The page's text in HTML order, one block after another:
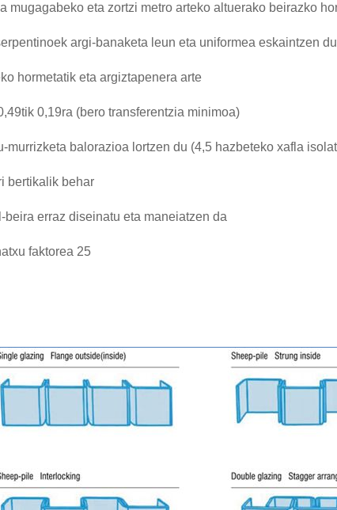
mugagabeko eta zortzi metro arteko altuerako beirazko
argi-banaketa leun eta uniformea ​​eskaintzen
hormetatik eta argiztapenera arte
0,19ra (bero transferentzia minimoa)
murrizketa balorazioa lortzen du (4,5 hazbeteko xafla
bertikalik behar
erraz diseinatu eta maneiatzen da
faktorea 25